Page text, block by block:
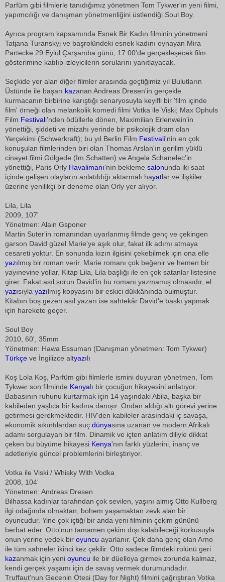
Parfüm gibi filmlerle tanıdığımız yönetmen Tom Tykwer'ın yeni filmi,
yapımcılığı ve danışman yönetmenliğini üstlendiği Soul Boy.
Ayrıca program kapsamında Esnek Bir Kadın filminin yönetmeni
Tatjana Turanskyj ve başrolündeki esnek kadını oynayan Mira
Partecke 29 Eylül Çarşamba günü, 17.00'de gerçekleşecek film
gösterimine katılıp izleyicilerin sorularını yanıtlayacak.
Seçkide yer alan diğer filmler arasında geçtiğimiz yıl Bulutların
Üstünde ile başarı kazanan Andreas Dresen'in gerçekle
kurmacanın birbirine karıştığı senaryosuyla keyifli bir 'film içinde
film' örneği olan melankolik komedi filmi Votka ile Viski; Max Ophuls
Film Festivali'nden ödüllerle dönen, Maximilian Erlenwein'in
yönettiği, şiddeti ve mizahı yerinde bir psikolojik dram olan
Yerçekimi (Schwerkraft); bu yıl Berlin Film Festivali'nin en çok
konuşulan filmlerinden biri olan Thomas Arslan'ın gerilim yüklü
cinayet filmi Gölgede (Im Schatten) ve Angela Schanelec'in
yönettiği, Paris Orly Havalimanı'nın bekleme salonunda iki saat
içinde gelişen olayların anlatıldığı aktarmalı hayatlar ve ilişkiler
üzerine yenilikçi bir deneme olan Orly yer alıyor.
Lila, Lila
2009, 107'
Yönetmen: Alain Gsponer
Martin Suter'in romanından uyarlanmış filmde genç ve çekingen
garson David güzel Marie'ye aşık olur, fakat ilk adımı atmaya
cesareti yoktur. En sonunda kızın ilgisini çekebilmek için ona elle
yazılmış bir roman verir. Marie romanı çok beğenir ve hemen bir
yayınevine yollar. Kitap Lila, Lila başlığı ile en çok satanlar listesine
girer. Fakat asıl sorun David'in bu romanı yazmamış olmasıdır, el
yazısıyla yazılmış kopyasını bir eskici dükkânında bulmuştur.
Kitabın boş gezen asıl yazarı ise sahtekâr David'e baskı yapmak
için harekete geçer.
Soul Boy
2010, 60', 35mm
Yönetmen: Hawa Essuman (Danışman yönetmen: Tom Tykwer)
Türkçe ve İngilizce altyazılı
Koş Lola Koş, Parfüm gibi filmlerle ismini duyuran yönetmen, Tom
Tykwer son filminde Kenyalı bir çocuğun hikayesini anlatıyor.
Babasının ruhunu kurtarmak için 14 yaşındaki Abila, başka bir
kabileden yaşlıca bir kadına danışır. Ondan aldığı altı görevi yerine
getirmesi gerekmektedir. HIV'den kabileler arasındaki iç savaşa,
ekonomik sıkıntılardan suç dünyasına uzanan ve modern Afrikalı
adamı sorgulayan bir film. Dinamik ve içten anlatım diliyle dikkat
çeken bu büyüme hikayesi Kenya'nın farklı yüzlerini, inanç ve
adetleriyle güncel problemlerini birleştiriyor.
Votka ile Viski / Whisky With Vodka
2008, 104'
Yönetmen: Andreas Dresen
Bilhassa kadınlar tarafından çok sevilen, yaşını almış Otto Kullberg
ilgi odağında olmaktan, bohem yaşamaktan zevk alan bir
oyuncudur. Yine çok içtiği bir anda yeni filminin çekim gününü
berbat eder. Otto'nun tamamen çekim dışı kalabileceği korkusuyla
onun yerine yedek bir oyuncu ayarlanır. Çok daha genç olan Arno
ile tüm sahneler ikinci kez çekilir. Otto sadece filmdeki rolünü geri
kazanmak için yeni oyuncu ile bir düelloya girmek zorunda kalmaz,
kendi gerçek yaşamı için de savaş vermek durumundadır.
Truffaut'nun Gecenin Ötesi (Day for Night) filmini çağrıştıran Votka